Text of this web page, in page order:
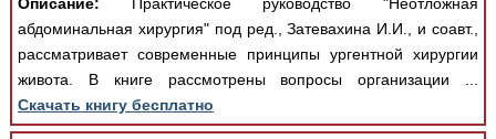
абдоминальная хирургия" под ред., Затевахина И.И., и соавт.,
рассматривает современные принципы ургентной хирургии
живота. В книге рассмотрены вопросы организации ...
Скачать книгу бесплатно